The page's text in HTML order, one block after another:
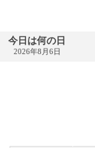
今日は何の日
2026年8月6日